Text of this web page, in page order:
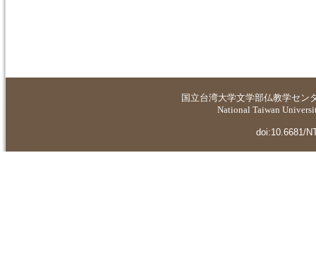
国立台湾大学文学部仏教学セン
National Taiwan
doi:10.6681/